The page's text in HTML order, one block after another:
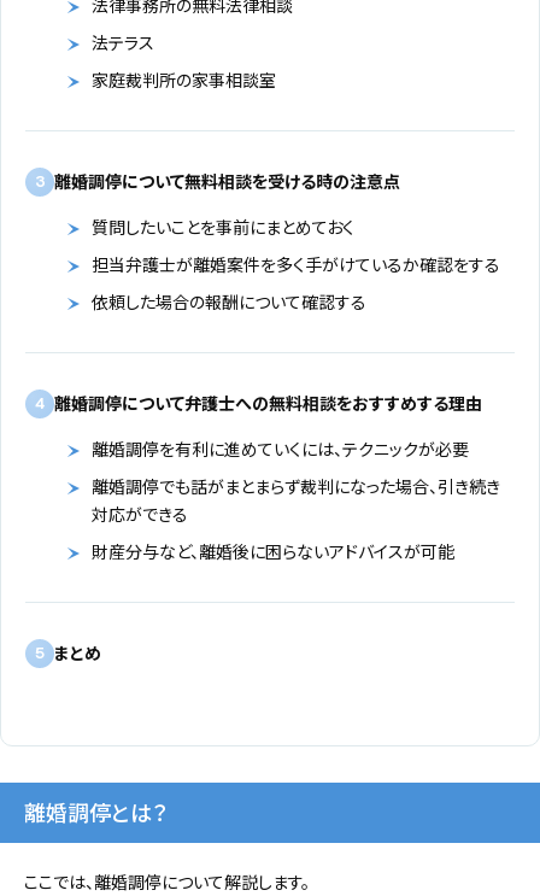
法律事務所の無料法律相談
法テラス
家庭裁判所の家事相談室
3 離婚調停について無料相談を受ける時の注意点
質問したいことを事前にまとめておく
担当弁護士が離婚案件を多く手がけているか確認をする
依頼した場合の報酬について確認する
4 離婚調停について弁護士への無料相談をおすすめする理由
離婚調停を有利に進めていくには、テクニックが必要
離婚調停でも話がまとまらず裁判になった場合、引き続き
対応ができる
財産分与など、離婚後に困らないアドバイスが可能
5 まとめ
離婚調停とは？
ここでは、離婚調停について解説します。